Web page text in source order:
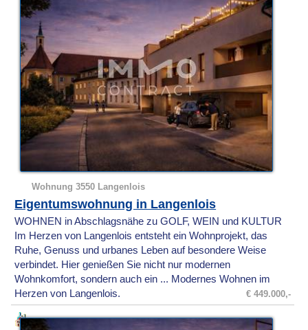
Wohnung 3550 Langenlois
Eigentumswohnung in Langenlois
WOHNEN in Abschlagsnähe zu GOLF, WEIN und KULTUR
Im Herzen von Langenlois entsteht ein Wohnprojekt, das
Ruhe, Genuss und urbanes Leben auf besondere Weise
verbindet. Hier genießen Sie nicht nur modernen
Wohnkomfort, sondern auch ein ... Modernes Wohnen im
Herzen von Langenlois.
€ 449.000,-